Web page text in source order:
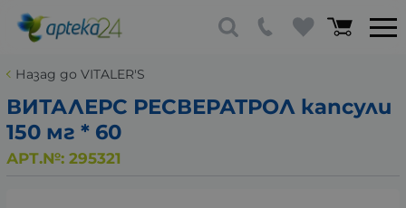
Назад до VITALER'S
ВИТАЛЕРС РЕСВЕРАТРОЛ капсули
150 мг * 60
АРТ.№: 295321